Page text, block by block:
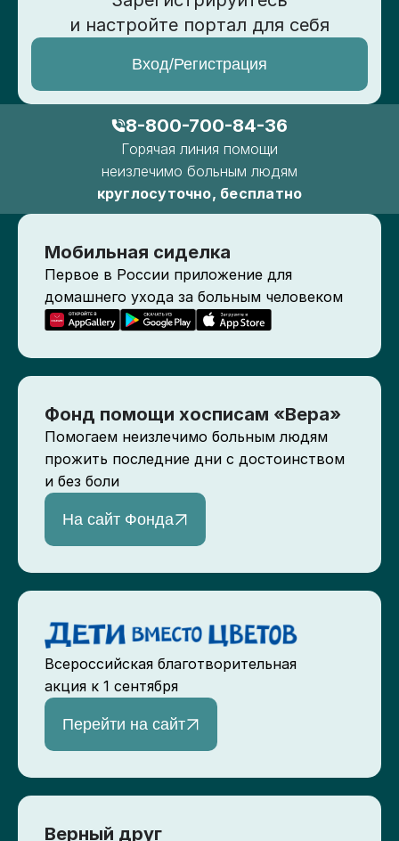
и настройте портал для себя
Вход/Регистрация
8-800-700-84-36
Горячая линия помощи
неизлечимо больным людям
круглосуточно, бесплатно
Мобильная сиделка
Первое в России приложение для
домашнего ухода за больным человеком
Фонд помощи хосписам «Вера»
Помогаем неизлечимо больным людям
прожить последние дни с достоинством
и без боли
На сайт Фонда
Всероссийская благотворительная
акция к 1 сентября
Перейти на сайт
Верный друг